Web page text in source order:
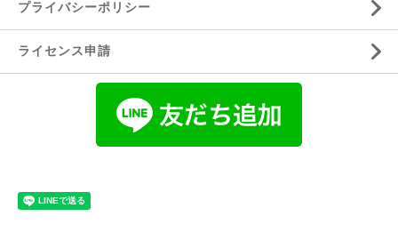
プライバシーポリシー
ライセンス申請